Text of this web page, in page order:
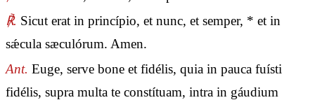
℟. Sicut erat in princípio, et nunc, et semper, * et in
sǽcula sæculórum. Amen.
Ant. Euge, serve bone et fidélis, quia in pauca fuísti
fidélis, supra multa te constítuam, intra in gáudium